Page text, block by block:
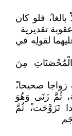
فلو كان
تقديرية
لقولِه في
مِنَ
صحيحا،ً
ثُمَّ زَنَى وَهُوَ
تَزَوَّحَت،ْ ثُمَّ